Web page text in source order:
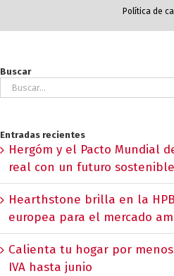
Política de
Buscar
Buscar:
Entradas recientes
Hergóm y el Pacto Mundial
real con un futuro sostenible
Hearthstone brilla en la
europea para el mercado
Calienta tu hogar por
IVA hasta junio